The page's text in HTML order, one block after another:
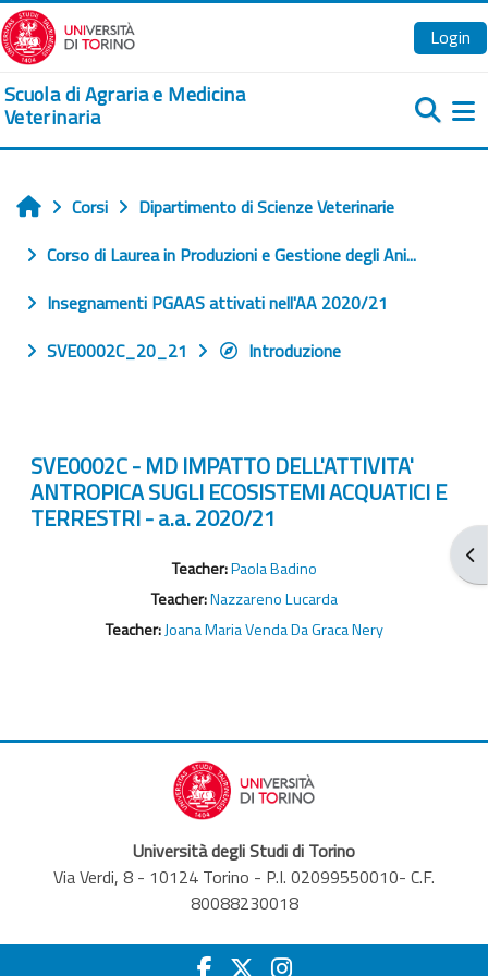
Vai al contenuto principale
Login
Scuola di Agraria e Medicina
Veterinaria
Home
Corsi
Dipartimento di Scienze Veterinarie
Corso di Laurea in Produzioni e Gestione degli Ani...
Insegnamenti PGAAS attivati nell'AA 2020/21
SVE0002C_20_21
Introduzione
SVE0002C - MD IMPATTO DELL'ATTIVITA'
ANTROPICA SUGLI ECOSISTEMI ACQUATICI E
TERRESTRI - a.a. 2020/21
Teacher:Paola Badino
Teacher:Nazzareno Lucarda
Teacher:Joana Maria Venda Da Graca Nery
Università degli Studi di Torino
Via Verdi, 8 - 10124 Torino - P.I. 02099550010- C.F.
80088230018